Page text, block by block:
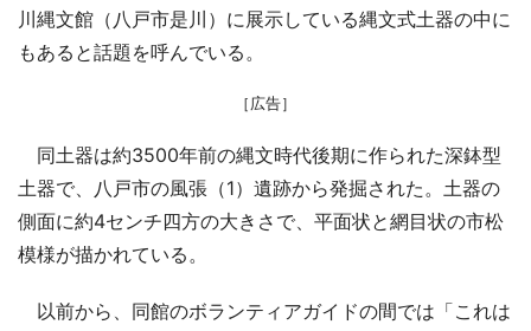
川縄文館（八戸市是川）に展示している縄文式土器の中に
もあると話題を呼んでいる。
［広告］
同土器は約3500年前の縄文時代後期に作られた深鉢型
土器で、八戸市の風張（1）遺跡から発掘された。土器の
側面に約4センチ四方の大きさで、平面状と網目状の市松
模様が描かれている。
以前から、同館のボランティアガイドの間では「これは